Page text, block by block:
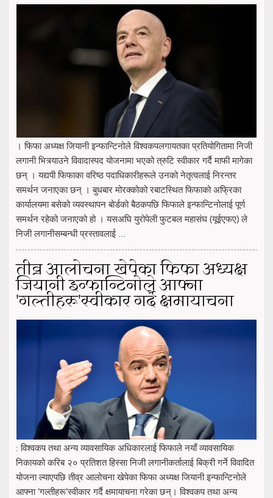
। फिफा अध्यक्ष जियानी इन्फान्टिनोले विश्वकपलगायतका प्रतियोगितामा निजी
लगानी भित्र्याउने विवादास्पद योजनामा भएको त्रुटि स्वीकार गर्दै माफी मागेका
छन् । यद्यपी फिफाका वरिष्ठ पदाधिकारीहरूले उनको नेतृत्वलाई निरन्तर
समर्थन जनाएका छन् । बुधबार मोरक्कोको रबाटस्थित फिफाको अफ्रिका
कार्यालयमा बसेको व्यवस्थापन बोर्डको बैठकपछि फिफाले इन्फान्टिनोलाई पूर्ण
समर्थन रहेको जनाएको हो । यसअघि युरोपेली फुटबल महासंघ (यूईएफए) ले
निजी लगानीसम्बन्धी प्रस्तावलाई ...
तीव्र आलोचना खेपेका फिफा अध्यक्ष
जियानी इन्फान्टिनोले आफ्ना
'गल्तीहरू'स्वीकार गर्दै क्षमायाचना
: विश्वकप तथा अन्य व्यावसायिक अधिकारलाई फिफाले नयाँ व्यावसायिक
निकायको करिब २० प्रतिशत हिस्सा निजी लगानीकर्तालाई बिक्री गर्ने विवादित
योजना ल्याएपछि तीव्र आलोचना खेपेका फिफा अध्यक्ष जियानी इन्फान्टिनोले
आफ्ना 'गल्तीहरू'स्वीकार गर्दै क्षमायाचना गरेका छन्। विश्वकप तथा अन्य